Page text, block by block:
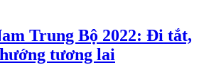
Trung Bộ 2022: Đi tắt,
tương lai